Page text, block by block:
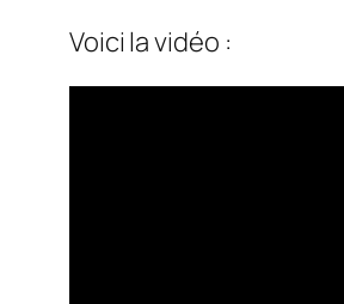
Voici la vidéo :